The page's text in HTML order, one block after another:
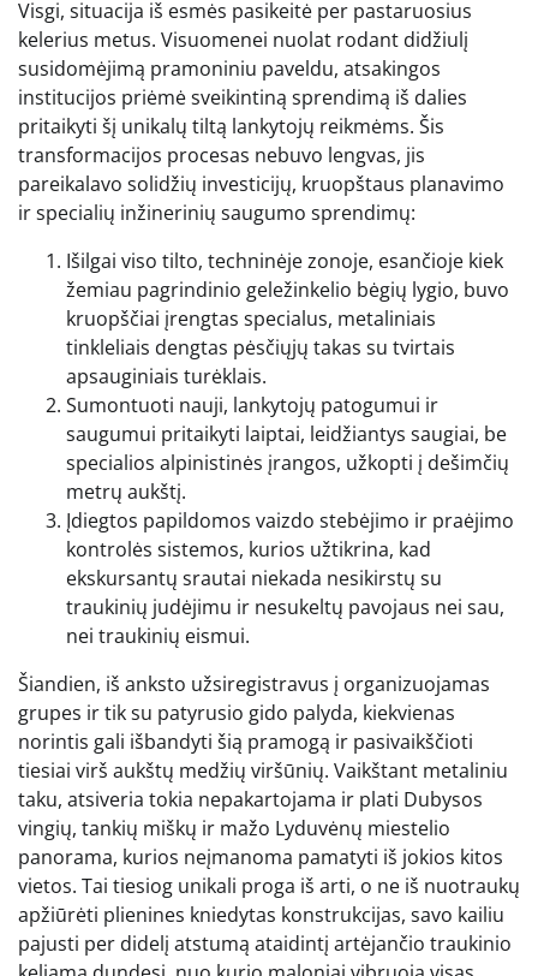
Visgi, situacija iš esmės pasikeitė per pastaruosius
kelerius metus. Visuomenei nuolat rodant didžiulį
susidomėjimą pramoniniu paveldu, atsakingos
institucijos priėmė sveikintiną sprendimą iš dalies
pritaikyti šį unikalų tiltą lankytojų reikmėms. Šis
transformacijos procesas nebuvo lengvas, jis
pareikalavo solidžių investicijų, kruopštaus planavimo
ir specialių inžinerinių saugumo sprendimų:
Išilgai viso tilto, techninėje zonoje, esančioje kiek
žemiau pagrindinio geležinkelio bėgių lygio, buvo
kruopščiai įrengtas specialus, metaliniais
tinkleliais dengtas pėsčiųjų takas su tvirtais
apsauginiais turėklais.
Sumontuoti nauji, lankytojų patogumui ir
saugumui pritaikyti laiptai, leidžiantys saugiai, be
specialios alpinistinės įrangos, užkopti į dešimčių
metrų aukštį.
Įdiegtos papildomos vaizdo stebėjimo ir praėjimo
kontrolės sistemos, kurios užtikrina, kad
ekskursantų srautai niekada nesikirstų su
traukinių judėjimu ir nesukeltų pavojaus nei sau,
nei traukinių eismui.
Šiandien, iš anksto užsiregistravus į organizuojamas
grupes ir tik su patyrusio gido palyda, kiekvienas
norintis gali išbandyti šią pramogą ir pasivaikščioti
tiesiai virš aukštų medžių viršūnių. Vaikštant metaliniu
taku, atsiveria tokia nepakartojama ir plati Dubysos
vingių, tankių miškų ir mažo Lyduvėnų miestelio
panorama, kurios neįmanoma pamatyti iš jokios kitos
vietos. Tai tiesiog unikali proga iš arti, o ne iš nuotraukų
apžiūrėti plienines kniedytas konstrukcijas, savo kailiu
pajusti per didelį atstumą ataidintį artėjančio traukinio